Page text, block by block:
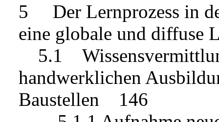
5 Der Lernprozess in
eine globale und
5.1
handwerklichen
Baustellen 146